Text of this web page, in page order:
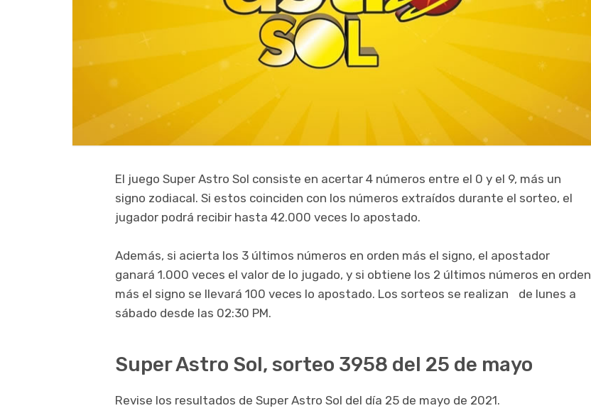
El juego Super Astro Sol consiste en acertar 4 números entre el 0 y el 9, más un
signo zodiacal. Si estos coinciden con los números extraídos durante el sorteo, el
jugador podrá recibir hasta 42.000 veces lo apostado.
Además, si acierta los 3 últimos números en orden más el signo, el apostador
ganará 1.000 veces el valor de lo jugado, y si obtiene los 2 últimos números en orden
más el signo se llevará 100 veces lo apostado. Los sorteos se realizan de lunes a
sábado desde las 02:30 PM.
Super Astro Sol, sorteo 3958 del 25 de mayo
Revise los resultados de Super Astro Sol del día 25 de mayo de 2021.